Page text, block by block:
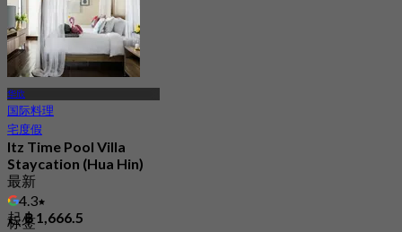
华欣
国际料理
宅度假
Itz Time Pool Villa
Staycation (Hua Hin)
最新
4.3
起฿ 1,666.5
标签